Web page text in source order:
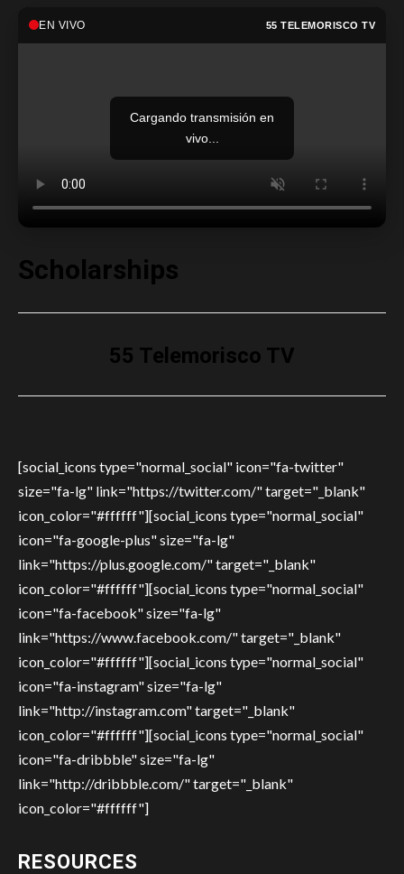
EN VIVO 55 TELEMORISCO TV
Cargando transmisión en
vivo...
Scholarships
55 Telemorisco TV
[social_icons type="normal_social" icon="fa-twitter"
size="fa-lg" link="https://twitter.com/" target="_blank"
icon_color="#ffffff"][social_icons type="normal_social"
icon="fa-google-plus" size="fa-lg"
link="https://plus.google.com/" target="_blank"
icon_color="#ffffff"][social_icons type="normal_social"
icon="fa-facebook" size="fa-lg"
link="https://www.facebook.com/" target="_blank"
icon_color="#ffffff"][social_icons type="normal_social"
icon="fa-instagram" size="fa-lg"
link="http://instagram.com" target="_blank"
icon_color="#ffffff"][social_icons type="normal_social"
icon="fa-dribbble" size="fa-lg"
link="http://dribbble.com/" target="_blank"
icon_color="#ffffff"]
RESOURCES